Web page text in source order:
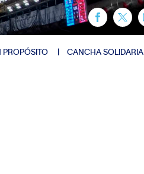
CANCHA SOLIDARIA